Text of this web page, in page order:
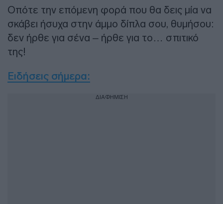
Οπότε την επόμενη φορά που θα δεις μία να
σκάβει ήσυχα στην άμμο δίπλα σου, θυμήσου:
δεν ήρθε για σένα – ήρθε για το… σπιτικό
της!
Ειδήσεις σήμερα:
ΔΙΑΦΗΜΙΣΗ